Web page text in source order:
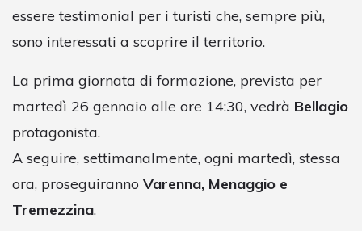
essere testimonial per i turisti che, sempre più,
sono interessati a scoprire il territorio.
La prima giornata di formazione, prevista per
martedì 26 gennaio alle ore 14:30, vedrà Bellagio
protagonista.
A seguire, settimanalmente, ogni martedì, stessa
ora, proseguiranno Varenna, Menaggio e
Tremezzina.